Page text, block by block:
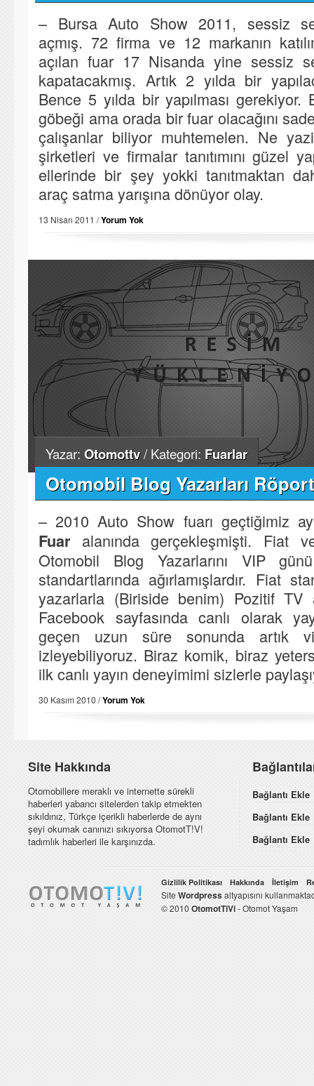
– Bursa Auto Show 2011, sessiz
açmış. 72 firma ve 12 markanın
açılan fuar 17 Nisanda yine sessiz
kapatacakmış. Artık 2 yılda bir
Bence 5 yılda bir yapılması gerekiyor.
göbeği ama orada bir fuar olacağını
çalışanlar biliyor muhtemelen. Ne
şirketleri ve firmalar tanıtımını güzel
ellerinde bir şey yokki tanıtmaktan
araç satma yarışına dönüyor olay.
13 Nisan 2011 /Yorum Yok
Yazar: Otomottv/ Kategori: Fuarlar
Otomobil Blog Yazarları
– 2010 Auto Show fuarı geçtiğimiz
Fuar alanında gerçekleşmişti. Fiat
Otomobil Blog Yazarlarını VIP
standartlarında ağırlamışlardır. Fiat
yazarlarla (Biriside benim) Pozitif TV
Facebook sayfasında canlı olarak
geçen uzun süre sonunda artık
izleyebiliyoruz. Biraz komik, biraz
ilk canlı yayın deneyimimi sizlerle
30 Kasım 2010 /Yorum Yok
Site Hakkında
Otomobillere meraklı ve internette sürekli
haberleri yabancı sitelerden takip etmekten
sıkıldınız, Türkçe içerikli haberlerde de aynı
şeyi okumak canınızı sıkıyorsa OtomotT!V!
tadımlık haberleri ile karşınızda.
Bağlantı Ekle
Bağlantı Ekle
Bağlantı Ekle
Gizlilik Politikası Hakkında İletişim
Site Wordpressaltyapısını
© 2010 OtomotTiVi- Otomot Yaşam